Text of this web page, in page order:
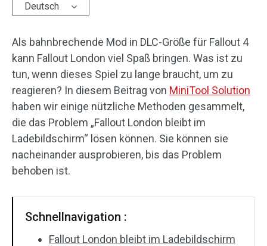
Deutsch
Als bahnbrechende Mod in DLC-Größe für Fallout 4
kann Fallout London viel Spaß bringen. Was ist zu
tun, wenn dieses Spiel zu lange braucht, um zu
reagieren? In diesem Beitrag von MiniTool Solution
haben wir einige nützliche Methoden gesammelt,
die das Problem „Fallout London bleibt im
Ladebildschirm“ lösen können. Sie können sie
nacheinander ausprobieren, bis das Problem
behoben ist.
Schnellnavigation :
Fallout London bleibt im Ladebildschirm